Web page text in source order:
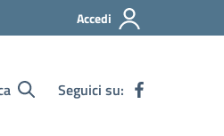
Accedi
Seguici su: